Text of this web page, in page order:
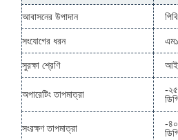
আবাসনের উপাদান
সংযোগের ধরন
সুরক্ষা শ্রেণি
অপারেটিং তাপমাত্রা
-২৫
সংরক্ষণ তাপমাত্রা
-৪০